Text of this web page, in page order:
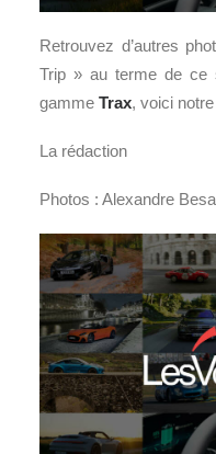
Retrouvez d’autres
Trip » au terme de ce
gamme Trax, voici
La rédaction
Photos : Alexandre